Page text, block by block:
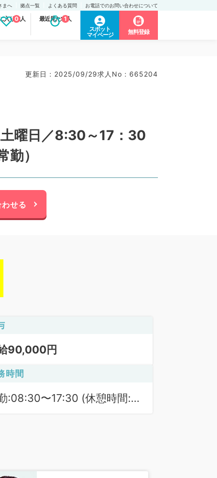
まへ 拠点一覧 よくある質問 お電話でのお問い合わせについて
入り求人
0 最近見た求人
1
スポット
マイページ
無料登録
更新日 : 2025/09/29求人No : 665204
曜日／8:30～17：30
）
せる
90,000円
時間
:08:30〜17:30 (休憩時間: